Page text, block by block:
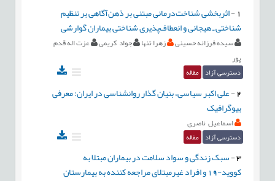
-اثربخشی شناخت‌درمانی مبتنی بر ذهن‌آگاهی بر تنظیم
شناختی ـ هیجانی و انعطاف‌پذیری شناختی بیماران گوارشی
سیده فرزانه حسینی زهرا تنها جواد کریمی
عزت اله قدم
پور
دسترسی آزاد مقاله
2
-علی اکبر سیاسی، بنیان گذار روانشناسی در ایران: معرفی
بیوگرافیک
اسماعیل ناصری
دسترسی آزاد مقاله
3
-سبک زندگی و سواد سلامت در بیماران مبتلا به
کووید-19 و افراد غیرمبتلای مراجعه کننده به بیمارستان